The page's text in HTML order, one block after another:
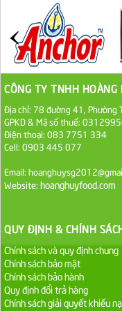
Sa
Ớt
CÔNG TY TNHH HOÀNG
Địa chỉ: 78 đường 41, Phường
GPKD & Mã số thuế:
Điện thoại: 083
Cell: 0903 445 077
Email:
Website: hoanghuyfood.com
QUY ĐỊNH & CHÍNH
Chính sách và quy định chung
Chính sách bảo mật
Chính sách bảo hành
Quy định đổi trả hàng
Chính sách giải quyết khiếu